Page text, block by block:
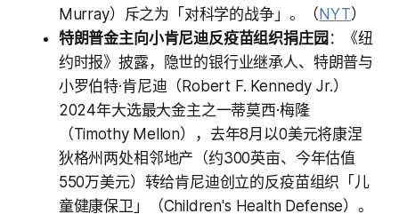
Murray）斥之为「对科学的战争」。（NYT）
特朗普金主向小肯尼迪反疫苗组织捐庄园 ：《纽
约时报》披露，隐世的银行业继承人、特朗普与
小罗伯特·肯尼迪（Robert F. Kennedy Jr.）
2024年大选最大金主之一蒂莫西·梅隆
（Timothy Mellon），去年8月以0美元将康涅
狄格州两处相邻地产（约300英亩、今年估值
550万美元）转给肯尼迪创立的反疫苗组织「儿
童健康保卫」（Children's Health Defense）。